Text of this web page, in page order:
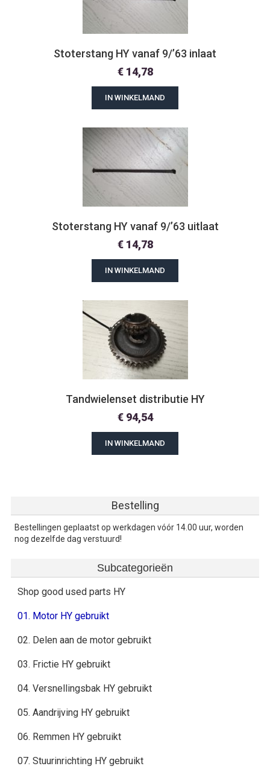
Stoterstang HY vanaf 9/’63 inlaat
€14,78
IN WINKELMAND
Stoterstang HY vanaf 9/’63 uitlaat
€14,78
IN WINKELMAND
Tandwielenset distributie HY
€94,54
IN WINKELMAND
Bestelling
Bestellingen geplaatst op werkdagen vóór 14.00 uur, worden
nog dezelfde dag verstuurd!
Subcategorieën
Shop good used parts HY
01. Motor HY gebruikt
02. Delen aan de motor gebruikt
03. Frictie HY gebruikt
04. Versnellingsbak HY gebruikt
05. Aandrijving HY gebruikt
06. Remmen HY gebruikt
07. Stuurinrichting HY gebruikt